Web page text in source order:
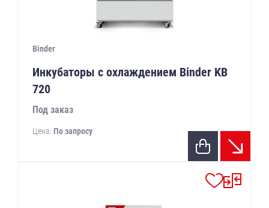
Binder
Инкубаторы с охлаждением Binder KB
720
Под заказ
Цена: По запросу